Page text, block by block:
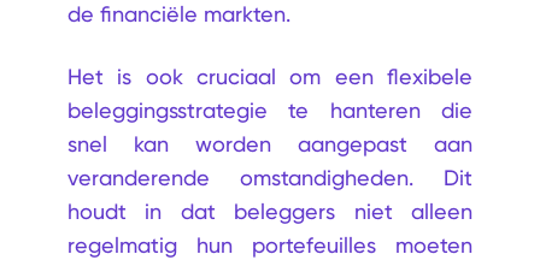
de financiële markten.
Het is ook cruciaal om een flexibele
beleggingsstrategie te hanteren die
snel kan worden aangepast aan
veranderende omstandigheden. Dit
houdt in dat beleggers niet alleen
regelmatig hun portefeuilles moeten